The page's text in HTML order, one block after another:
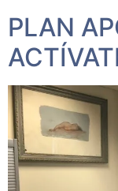
PLAN